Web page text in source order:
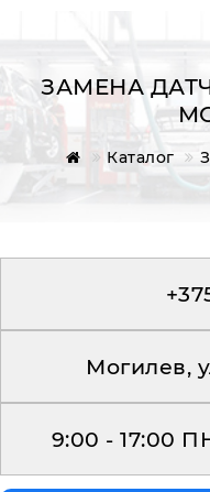
Главная
Обратная связь
ЗАМЕНА
Каталог
Могилев,
9:00 - 17:00